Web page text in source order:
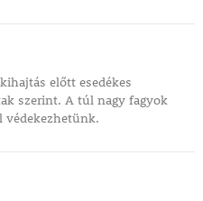
előtt esedékes
szerint. A túl nagy fagyok
védekezhetünk.